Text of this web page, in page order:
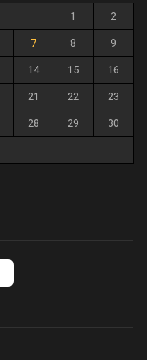
1 2
7 8 9
14 15 16
21 22 23
28 29 30